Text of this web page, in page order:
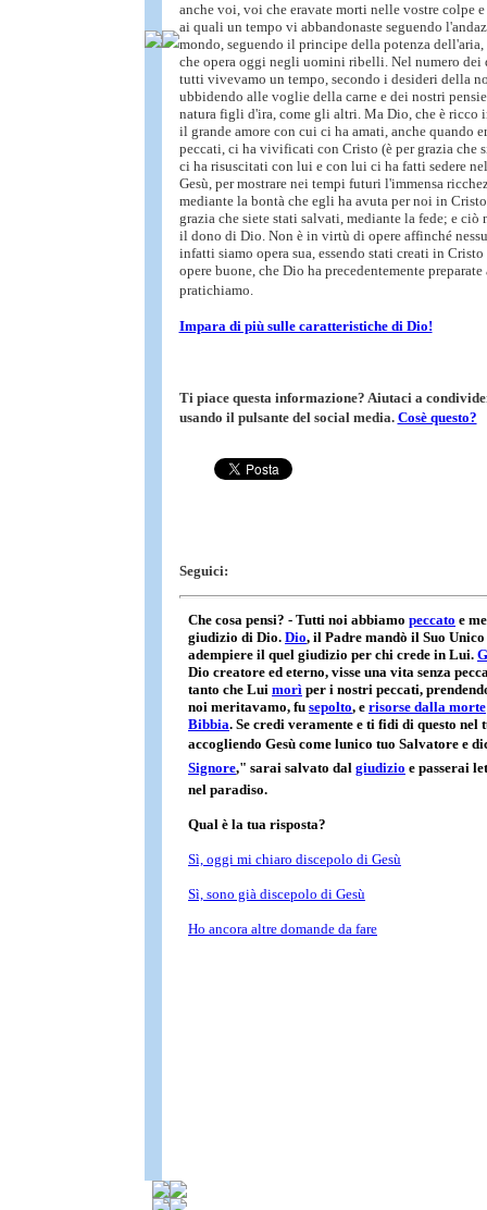
anche voi, voi che eravate morti nelle vostre colpe
ai quali un tempo vi abbandonaste seguendo
mondo, seguendo il principe della potenza
che opera oggi negli uomini ribelli. Nel numero dei
tutti vivevamo un tempo, secondo i desideri della
ubbidendo alle voglie della carne e dei nostri
natura figli d'ira, come gli altri. Ma Dio, che è ricco
il grande amore con cui ci ha amati, anche quando
peccati, ci ha vivificati con Cristo (è per grazia che
ci ha risuscitati con lui e con lui ci ha fatti sedere
Gesù, per mostrare nei tempi futuri l'immensa
mediante la bontà che egli ha avuta per noi in
grazia che siete stati salvati, mediante la fede; e ciò
il dono di Dio. Non è in virtù di opere affinché
infatti siamo opera sua, essendo stati creati in Cristo
opere buone, che Dio ha precedentemente
pratichiamo.
Impara di più sulle caratteristiche di Dio!
Ti piace questa informazione? Aiutaci a
usando il pulsante del social media. Cosè questo?
Seguici: